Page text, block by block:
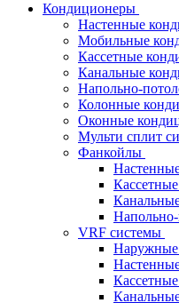
Кондиционеры
Настенные
Мобильные
Кассетные
Канальные
Напольно-
Колонные
Оконные
Мульти сплит
Фанкойлы
VRF системы
Наружные